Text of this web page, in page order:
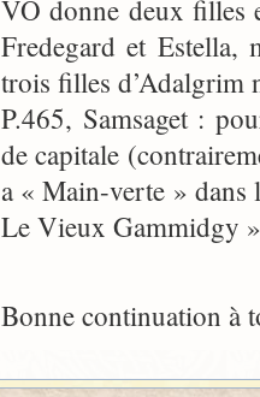
VO donne deux filles
Fredegard et Estella,
trois filles d’Adalgrim
P.465, Samsaget :
de capitale
a « Main-verte » dans
Le Vieux Gammidgy
Bonne continuation à